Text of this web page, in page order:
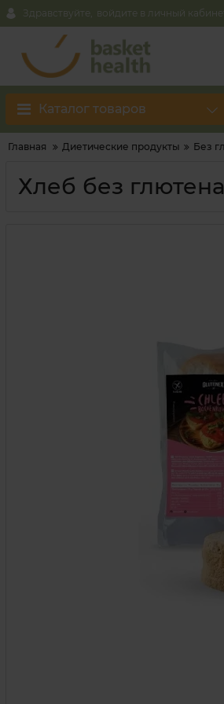
Здравствуйте, войдите в личный
Каталог товаров
Главная Диетические продукты Без
Хлеб без